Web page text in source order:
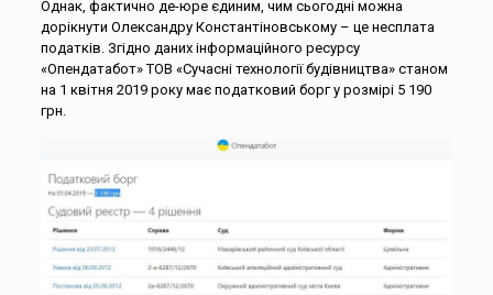
Однак, фактично де-юре єдиним, чим сьогодні можна
дорікнути Олександру Константіновському – це несплата
податків. Згідно даних інформаційного ресурсу
«Опендатабот» ТОВ «Сучасні технології будівництва» станом
на 1 квітня 2019 року має податковий борг у розмірі 5 190
грн.